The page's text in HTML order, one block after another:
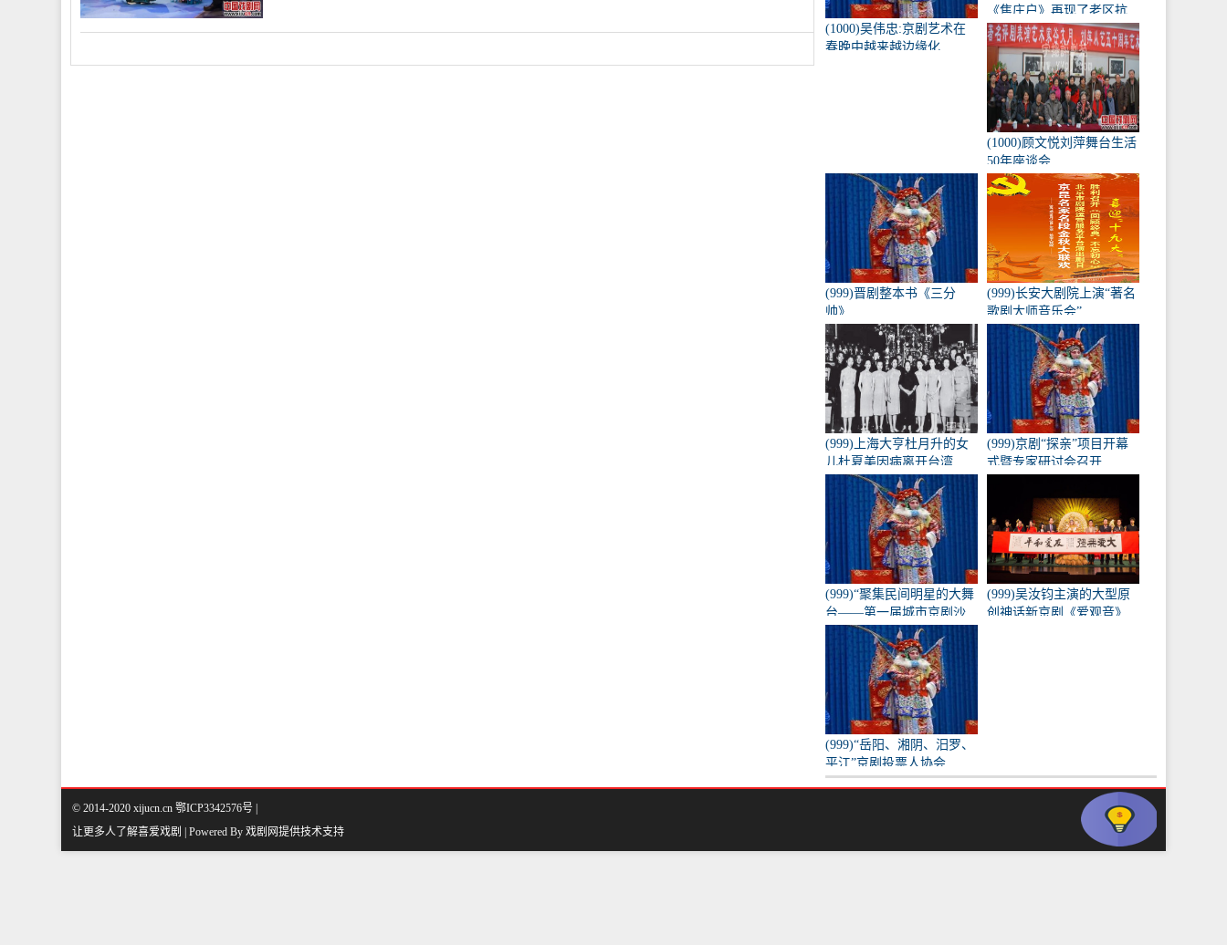
(1000)吴伟忠:京剧艺术在
春晚中越来越边缘化
《焦庄户》再现了老区抗
日战争的历史，大师级的
美妙歌声令人无法享受！
(1000)顾文悦刘萍舞台生活
50年座谈会
(999)晋剧整本书《三分
帅》
(999)长安大剧院上演“著名
歌剧大师音乐会”
(999)上海大亨杜月升的女
儿杜夏美因病离开台湾
(999)京剧“探亲”项目开幕
式暨专家研讨会召开
(999)“聚集民间明星的大舞
台——第一届城市京剧沙
龙”训练成果的表演
(999)吴汝钧主演的大型原
创神话新京剧《爱观音》
(999)“岳阳、湘阴、汨罗、
平江”京剧投票人协会
© 2014-2020 xijucn.cn 鄂ICP3342576号 |
让更多人了解喜爱戏剧 | Powered By 戏剧网提供技术支持